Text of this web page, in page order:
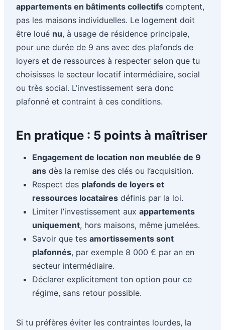
appartements en bâtiments collectifs comptent,
pas les maisons individuelles. Le logement doit
être loué nu, à usage de résidence principale,
pour une durée de 9 ans avec des plafonds de
loyers et de ressources à respecter selon que tu
choisisses le secteur locatif intermédiaire, social
ou très social. L’investissement sera donc
plafonné et contraint à ces conditions.
En pratique : 5 points à maîtriser
Engagement de location non meublée de 9
ans dès la remise des clés ou l’acquisition.
Respect des plafonds de loyers et
ressources locataires définis par la loi.
Limiter l’investissement aux appartements
uniquement, hors maisons, même jumelées.
Savoir que tes amortissements sont
plafonnés, par exemple 8 000 € par an en
secteur intermédiaire.
Déclarer explicitement ton option pour ce
régime, sans retour possible.
Si tu préfères éviter les contraintes lourdes, la